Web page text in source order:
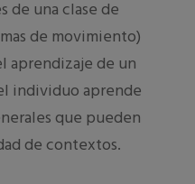
de una clase de
de movimiento)
aprendizaje de un
individuo aprende
que pueden
de contextos.